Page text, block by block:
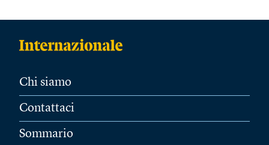
Chi siamo
Contattaci
Sommario